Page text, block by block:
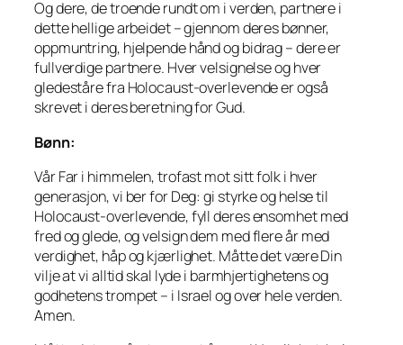
Og dere, de troende rundt om i verden, partnere i
dette hellige arbeidet – gjennom deres bønner,
oppmuntring, hjelpende hånd og bidrag – dere er
fullverdige partnere. Hver velsignelse og hver
gledeståre fra Holocaust-overlevende er også
skrevet i deres beretning for Gud.
Bønn:
Vår Far i himmelen, trofast mot sitt folk i hver
generasjon, vi ber for Deg: gi styrke og helse til
Holocaust-overlevende, fyll deres ensomhet med
fred og glede, og velsign dem med flere år med
verdighet, håp og kjærlighet. Måtte det være Din
vilje at vi alltid skal lyde i barmhjertighetens og
godhetens trompet – i Israel og over hele verden.
Amen.